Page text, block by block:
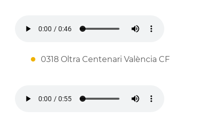
0318 Oltra Centenari València CF